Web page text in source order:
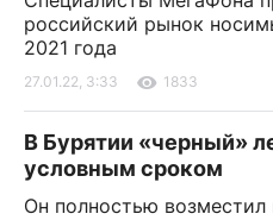
российский рынок
2021 года
27.01.22, 3:33 1833
В Бурятии «черный»
условным сроком
Он полностью